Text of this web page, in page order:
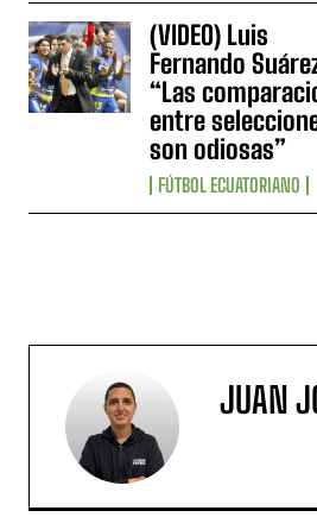
(VIDEO) Luis
Fernando
“Las
entre
son odiosas”
FÚTBOL ECUATORIANO
JUAN